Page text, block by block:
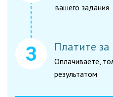
вашего задания
Платите за
Оплачиваете,
результатом